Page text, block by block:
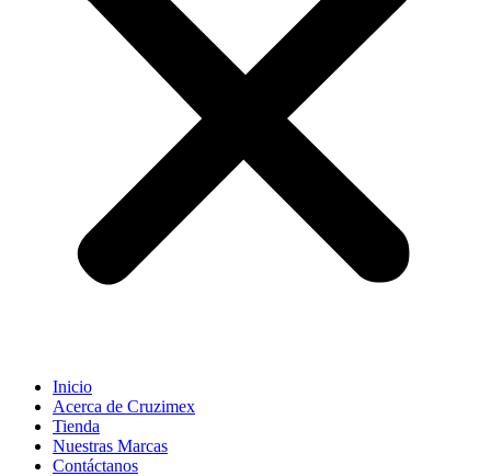
Inicio
Acerca de Cruzimex
Tienda
Nuestras Marcas
Contáctanos